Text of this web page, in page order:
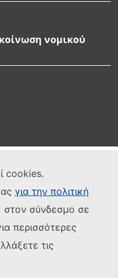
cookies.
για την πολιτική
στον σύνδεσμο σε
περισσότερες
τις
νομικού